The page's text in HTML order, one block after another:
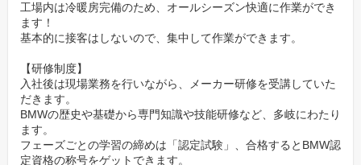
工場内は冷暖房完備のため、オールシーズン快適に作業ができ
ます！
基本的に接客はしないので、集中して作業ができます。
【研修制度】
入社後は現場業務を行いながら、メーカー研修を受講していた
だきます。
BMWの歴史や基礎から専門知識や技能研修など、多岐にわたり
ます。
フェーズごとの学習の締めは「認定試験」、合格するとBMW認
定資格の称号をゲットできます。